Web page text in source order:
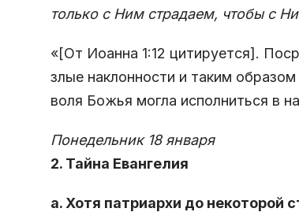
только с Ним страдаем, чтобы с
«[От Иоанна 1:12 цитируется].
злые наклонности и таким
воля Божья могла исполниться в
Понедельник 18 января
2. Тайна Евангелия
а. Хотя патриархи до некоторой